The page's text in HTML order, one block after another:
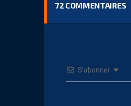
72 COMMENTAIRES
S’abonner